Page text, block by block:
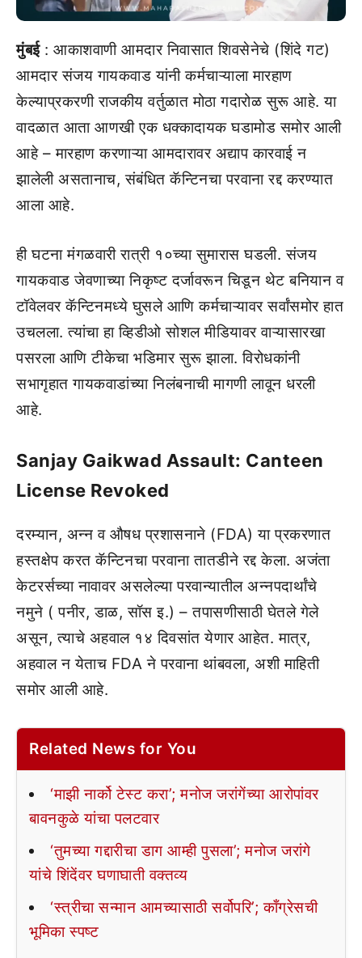
मुंबई: आकाशवाणी आमदार निवासात शिवसेनेचे (शिंदे गट)
आमदार संजय गायकवाड यांनी कर्मचाऱ्याला मारहाण
केल्याप्रकरणी राजकीय वर्तुळात मोठा गदारोळ सुरू आहे. या
वादळात आता आणखी एक धक्कादायक घडामोड समोर आली
आहे – मारहाण करणाऱ्या आमदारावर अद्याप कारवाई न
झालेली असतानाच, संबंधित कॅन्टिनचा परवाना रद्द करण्यात
आला आहे.
ही घटना मंगळवारी रात्री १०च्या सुमारास घडली. संजय
गायकवाड जेवणाच्या निकृष्ट दर्जावरून चिडून थेट बनियान व
टॉवेलवर कॅन्टिनमध्ये घुसले आणि कर्मचाऱ्यावर सर्वांसमोर हात
उचलला. त्यांचा हा व्हिडीओ सोशल मीडियावर वाऱ्यासारखा
पसरला आणि टीकेचा भडिमार सुरू झाला. विरोधकांनी
सभागृहात गायकवाडांच्या निलंबनाची मागणी लावून धरली
आहे.
Sanjay Gaikwad Assault: Canteen
License Revoked
दरम्यान, अन्न व औषध प्रशासनाने (FDA) या प्रकरणात
हस्तक्षेप करत कॅन्टिनचा परवाना तातडीने रद्द केला. अजंता
केटरर्सच्या नावावर असलेल्या परवान्यातील अन्नपदार्थांचे
नमुने ( पनीर, डाळ, सॉस इ.) – तपासणीसाठी घेतले गेले
असून, त्याचे अहवाल १४ दिवसांत येणार आहेत. मात्र,
अहवाल न येताच FDA ने परवाना थांबवला, अशी माहिती
समोर आली आहे.
Related News for You
‘माझी नार्को टेस्ट करा’; मनोज जरांगेंच्या आरोपांवर
बावनकुळे यांचा पलटवार
‘तुमच्या गद्दारीचा डाग आम्ही पुसला’; मनोज जरांगे
यांचे शिंदेंवर घणाघाती वक्तव्य
‘स्त्रीचा सन्मान आमच्यासाठी सर्वोपरि’; काँग्रेसची
भूमिका स्पष्ट